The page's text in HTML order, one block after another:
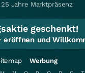
Jahre Marktpräsenz
geschenkt!
eröffnen und
Werbung